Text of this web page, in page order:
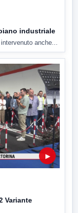
industriale
anche...
▶
Variante